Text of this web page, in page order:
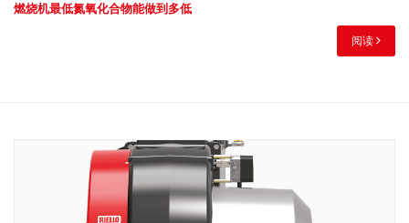
燃烧机最低氮氧化合物能做到多低
阅读